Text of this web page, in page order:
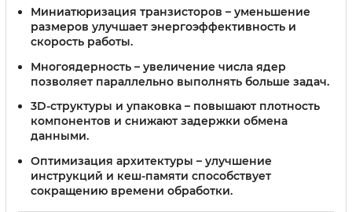
Миниатюризация транзисторов – уменьшение
размеров улучшает энергоэффективность и
скорость работы.
Многоядерность – увеличение числа ядер
позволяет параллельно выполнять больше задач.
3D-структуры и упаковка – повышают плотность
компонентов и снижают задержки обмена
данными.
Оптимизация архитектуры – улучшение
инструкций и кеш-памяти способствует
сокращению времени обработки.